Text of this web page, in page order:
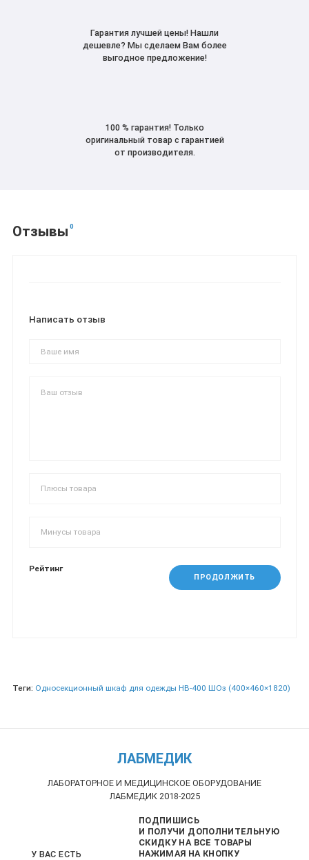
Гарантия лучшей цены! Нашли
дешевле? Мы сделаем Вам более
выгодное предложение!
100 % гарантия! Только
оригинальный товар с гарантией
от производителя.
Отзывы 0
Написать отзыв
Рейтинг
ПРОДОЛЖИТЬ
Теги: Односекционный шкаф для одежды НВ-400 ШОз (400×460×1820)
ЛАБМЕДИК
ЛАБОРАТОРНОЕ И МЕДИЦИНСКОЕ ОБОРУДОВАНИЕ
ЛАБМЕДИК 2018-2025
У ВАС ЕСТЬ
ПОДПИШИСЬ
И ПОЛУЧИ ДОПОЛНИТЕЛЬНУЮ
СКИДКУ НА ВСЕ ТОВАРЫ
НАЖИМАЯ НА КНОПКУ